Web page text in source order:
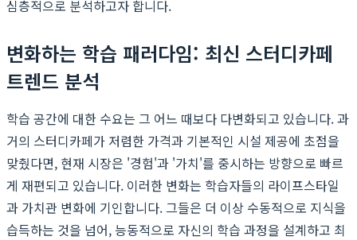
심층적으로 분석하고자 합니다.
변화하는 학습 패러다임: 최신 스터디카페
트렌드 분석
학습 공간에 대한 수요는 그 어느 때보다 다변화되고 있습니다. 과
거의 스터디카페가 저렴한 가격과 기본적인 시설 제공에 초점을
맞췄다면, 현재 시장은 '경험'과 '가치'를 중시하는 방향으로 빠르
게 재편되고 있습니다. 이러한 변화는 학습자들의 라이프스타일
과 가치관 변화에 기인합니다. 그들은 더 이상 수동적으로 지식을
습득하는 것을 넘어, 능동적으로 자신의 학습 과정을 설계하고 최